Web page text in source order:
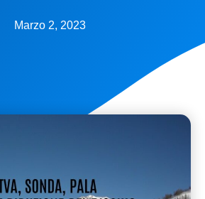
Marzo 2, 2023